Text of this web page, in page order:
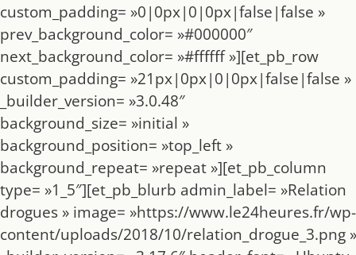
custom_padding= »0|0px|0|0px|false|false »
prev_background_color= »#000000″
next_background_color= »#ffffff »][et_pb_row
custom_padding= »21px|0px|0|0px|false|false »
_builder_version= »3.0.48″
background_size= »initial »
background_position= »top_left »
background_repeat= »repeat »][et_pb_column
type= »1_5″][et_pb_blurb admin_label= »Relation
drogues » image= »https://www.le24heures.fr/wp-
content/uploads/2018/10/relation_drogue_3.png »